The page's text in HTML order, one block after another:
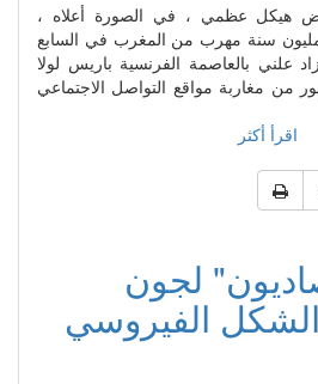
هيكل عظمي ، في الصورة أعلاه ،
بحري عمره 66 مليون سنة مهرب من المغرب في السابع
بالعاصمة الفرنسية باريس لولا
من مغاربة مواقع التواصل الاجتماعي
اقرأ أكثر
لجون
الفيروسي